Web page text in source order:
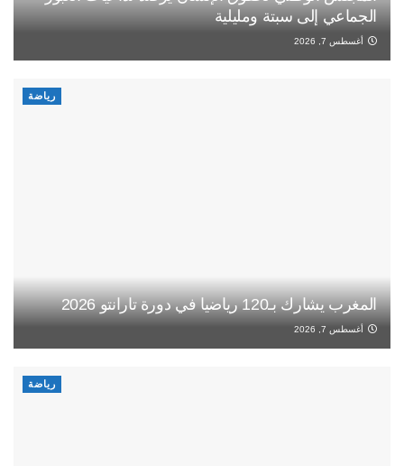
الجماعي إلى سبتة ومليلية
أغسطس 7, 2026
رياضة
المغرب يشارك بـ120 رياضيا في دورة تارانتو 2026
أغسطس 7, 2026
رياضة